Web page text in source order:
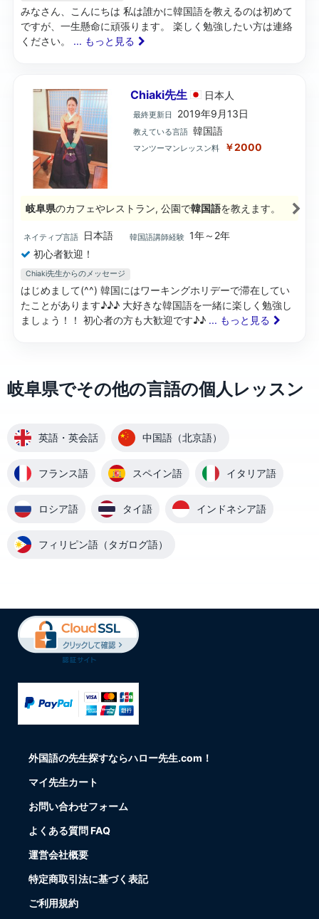
みなさん、こんにちは 私は誰かに韓国語を教えるのは初めて
ですが、一生懸命に頑張ります。 楽しく勉強したい方は連絡
ください。 ... もっと見る
Chiaki先生 日本 人
最終更新日 2019年9月13日
教えている言語 韓国語
マンツーマンレッスン料 ￥2000
岐阜県のカフェやレストラン, 公園で韓国語を教えます。
ネイティブ言語 日本語 韓国語講師経験 1年～2年
初心者歓迎！
Chiaki先生からのメッセージ
はじめまして(^^) 韓国にはワーキングホリデーで滞在してい
たことがあります♪♪♪ 大好きな韓国語を一緒に楽しく勉強し
ましょう！！ 初心者の方も大歓迎です♪♪ ... もっと見る
岐阜県でその他の言語の個人レッスン
英語・英会話 中国語（北京語）
フランス語 スペイン語 イタリア語
ロシア語 タイ語 インドネシア語
フィリピン語（タガログ語）
外国語の先生探すならハロー先生.com！
マイ先生カート
お問い合わせフォーム
よくある質問 FAQ
運営会社概要
特定商取引法に基づく表記
ご利用規約